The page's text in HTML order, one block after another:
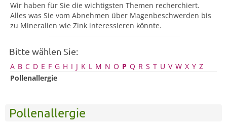
Wir haben für Sie die wichtigsten Themen recherchiert.
Alles was Sie vom Abnehmen über Magenbeschwerden bis
zu Mineralien wie Zink interessieren könnte.
Bitte wählen Sie:
A B C D E F G H I J K L M N O P Q R S T U V W X Y Z
Pollenallergie
Pollenallergie